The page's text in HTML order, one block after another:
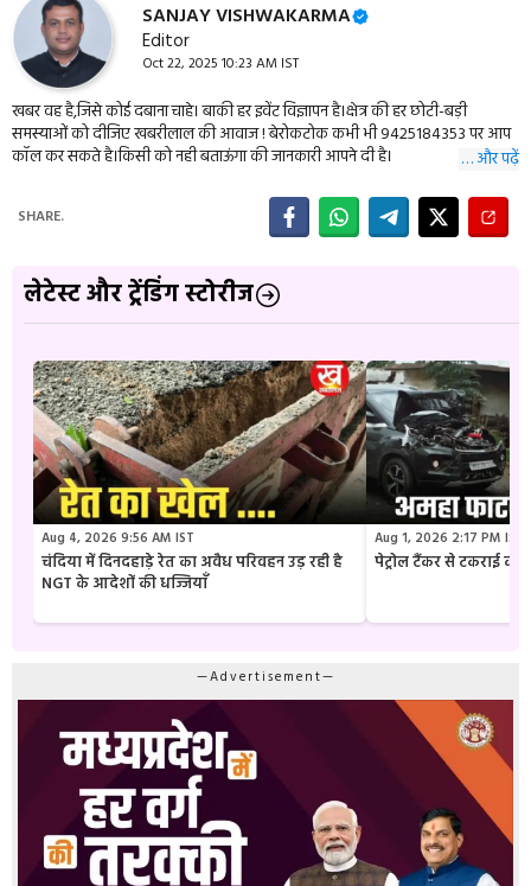
SANJAY VISHWAKARMA
Editor
Oct 22, 2025 10:23 AM IST
खबर वह है,जिसे कोई दबाना चाहे। बाकी हर इवेंट विज्ञापन है।क्षेत्र की हर छोटी-बड़ी
समस्याओं को दीजिए खबरीलाल की आवाज ! बेरोकटोक कभी भी 9425184353 पर आप
कॉल कर सकते है।किसी को नही बताऊंगा की जानकारी आपने दी है।
… और पढ़ें
SHARE.
लेटेस्ट और ट्रेंडिंग स्टोरीज
Aug 4, 2026 9:56 AM IST
चंदिया में दिनदहाड़े रेत का अवैध परिवहन उड़ रही है
NGT के आदेशों की धज्जियाँ
Aug 1, 2026 2:17 PM IST
पेट्रोल टैंकर से टकराई
—Advertisement—